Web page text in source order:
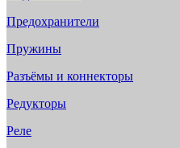
Предохранители
Пружины
Разъёмы и коннекторы
Редукторы
Реле